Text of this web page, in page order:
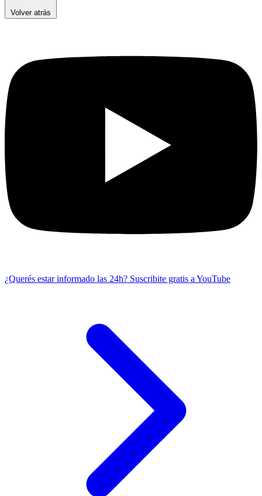
Volver atrás
¿Querés estar informado las 24h? Suscribite gratis a YouTube